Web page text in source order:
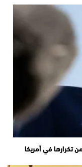
تكرارها في أمريكا